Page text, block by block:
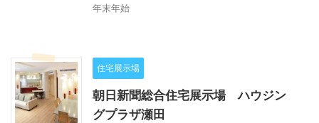
年末年始
住宅展示場
朝日新聞総合住宅展示場 ハウジン
グプラザ瀬田